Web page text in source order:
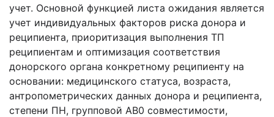
учет. Основной функцией листа ожидания является
учет индивидуальных факторов риска донора и
реципиента, приоритизация выполнения ТП
реципиентам и оптимизация соответствия
донорского органа конкретному реципиенту на
основании: медицинского статуса, возраста,
антропометрических данных донора и реципиента,
степени ПН, групповой АВ0 совместимости,